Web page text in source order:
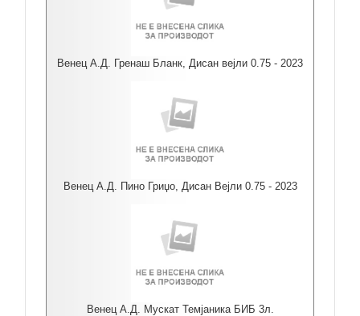
Венец А.Д. Гренаш Бланк, Дисан вејли 0.75 - 2023
Венец А.Д. Пино Гриџо, Дисан Вејли 0.75 - 2023
Венец А.Д. Мускат Темјаника БИБ 3л.